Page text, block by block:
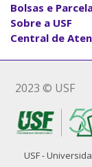
Bolsas e
Sobre a USF
Central de
2023 © USF
USF -